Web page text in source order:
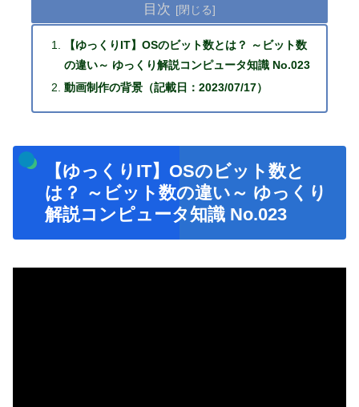
目次
【ゆっくりIT】OSのビット数とは？ ～ビット数
の違い～ ゆっくり解説コンピュータ知識 No.023
動画制作の背景（記載日：2023/07/17）
【ゆっくりIT】OSのビット数と
は？ ～ビット数の違い～ ゆっくり
解説コンピュータ知識 No.023